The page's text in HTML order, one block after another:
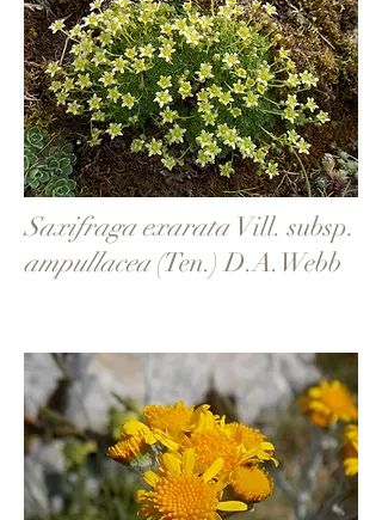
Saxifraga exarata Vill. subsp.
ampullacea(Ten.) D.A.Webb